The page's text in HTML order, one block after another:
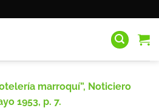
marroquí”, Noticiero
1953, p. 7.